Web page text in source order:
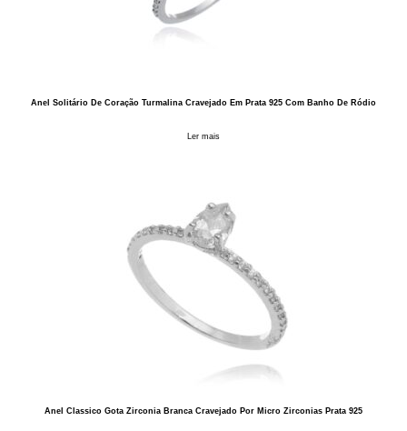
Anel Solitário De Coração Turmalina Cravejado Em Prata 925 Com Banho De Ródio
Ler mais
Anel Classico Gota Zirconia Branca Cravejado Por Micro Zirconias Prata 925